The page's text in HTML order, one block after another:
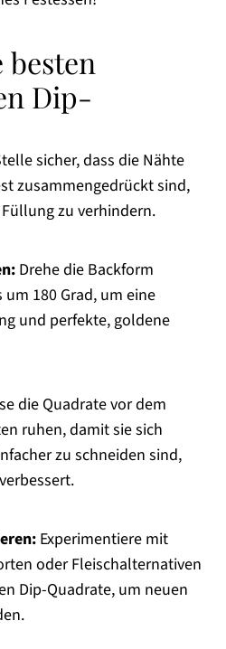
Dip-
sicher, dass die Nähte
zusammengedrückt sind,
zu verhindern.
Drehe die Backform
180 Grad, um eine
und perfekte, goldene
die Quadrate vor dem
ruhen, damit sie sich
zu schneiden sind,
Experimentiere mit
oder Fleischalternativen
Dip-Quadrate, um neuen